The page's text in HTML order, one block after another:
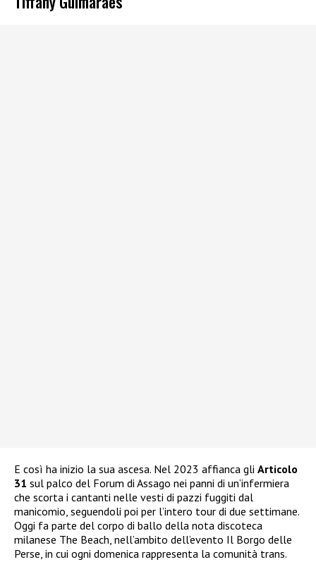
E così ha inizio la sua ascesa. Nel 2023 affianca gli Articolo
31 sul palco del Forum di Assago nei panni di un’infermiera
che scorta i cantanti nelle vesti di pazzi fuggiti dal
manicomio, seguendoli poi per l’intero tour di due settimane.
Oggi fa parte del corpo di ballo della nota discoteca
milanese The Beach, nell’ambito dell’evento Il Borgo delle
Perse, in cui ogni domenica rappresenta la comunità trans.